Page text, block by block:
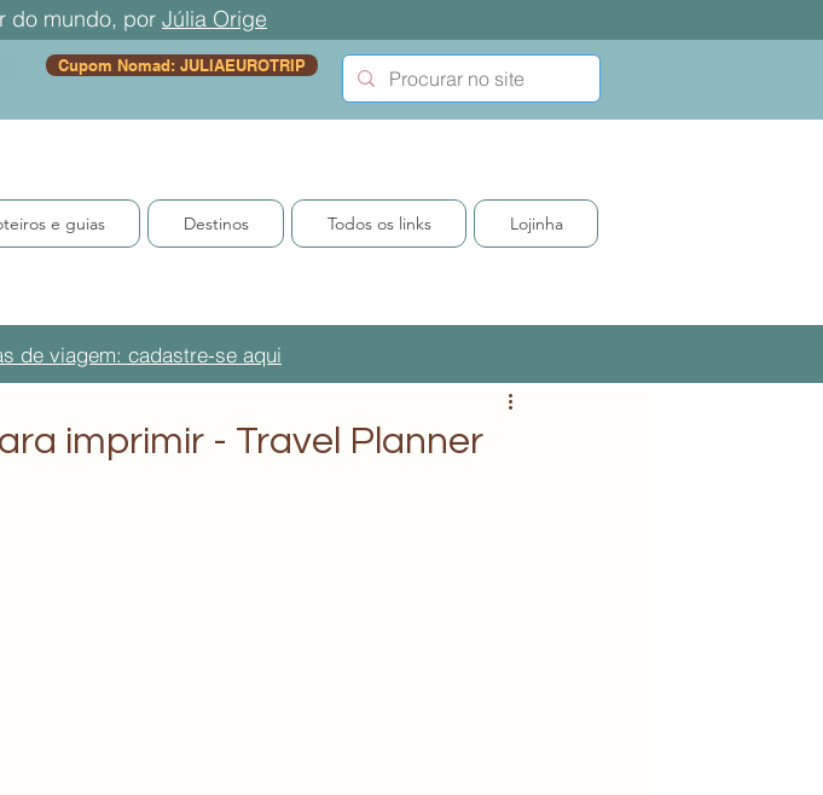
do mundo, por Júlia Orige
Cupom Nomad: JULIAEUROTRIP
e guias Destinos Todos os links Lojinha
de viagem: cadastre-se aqui
imprimir - Travel Planner